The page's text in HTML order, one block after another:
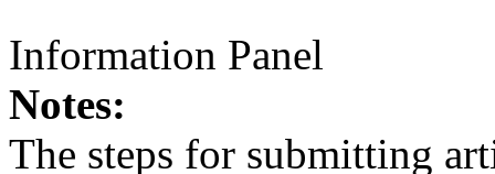
Information Panel
Notes:
The steps for submitting